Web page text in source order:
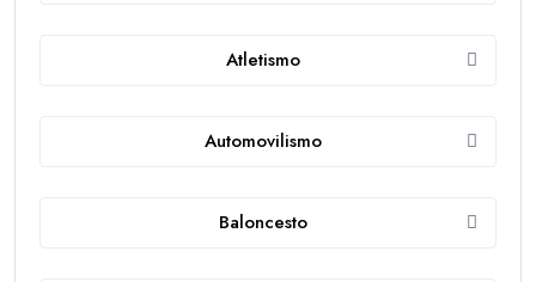
Atletismo
Automovilismo
Baloncesto